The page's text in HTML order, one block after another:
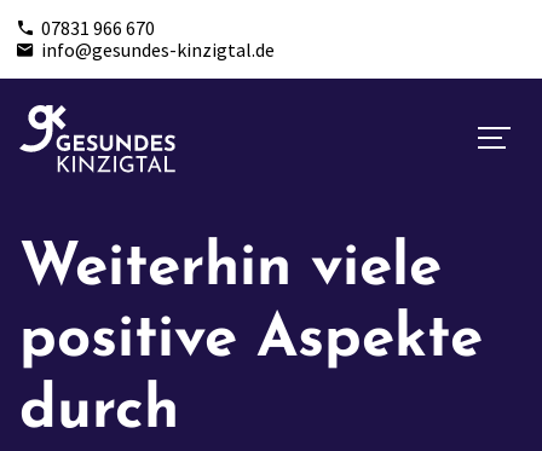
07831 966 670
info@gesundes-kinzigtal.de
Weiterhin viele
positive Aspekte
durch